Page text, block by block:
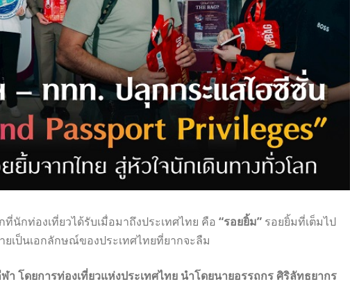
ที่นักท่องเที่ยวได้รับเมื่อมาถึงประเทศไทย คือ “รอยยิ้ม” รอยยิ้มที่เต็มไป
เป็นเอกลักษณ์ของประเทศไทยที่ยากจะลืม
า โดยการท่องเที่ยวแห่งประเทศไทย นำโดยนายอรรถกร ศิริลัทธยากร